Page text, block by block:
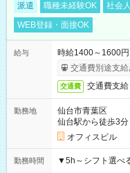
派遣 職種未経験OK 社会
WEB登録・面接OK
給与
時給1400～1600
交通費別途支給
交通費 交通費支給
勤務地
仙台市青葉区
仙台駅から徒歩3分
オフィスビル
勤務時間